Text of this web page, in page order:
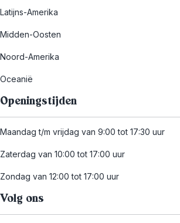
Latijns-Amerika
Midden-Oosten
Noord-Amerika
Oceanië
Openingstijden
Maandag t/m vrijdag van 9:00 tot 17:30 uur
Zaterdag van 10:00 tot 17:00 uur
Zondag van 12:00 tot 17:00 uur
Volg ons